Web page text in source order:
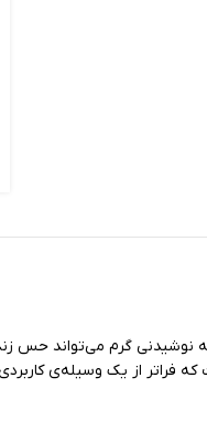
گرم می‌تواند حس
که فراتر از یک وسیله‌ی